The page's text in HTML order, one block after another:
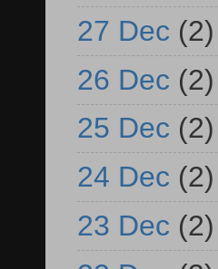
27 Dec (2)
26 Dec (2)
25 Dec (2)
24 Dec (2)
23 Dec (2)